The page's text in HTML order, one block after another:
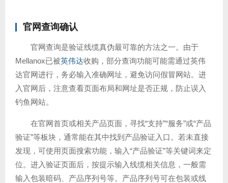
官网查询确认
官网查询是验证线缆真伪最可靠的方法之一。由于
Mellanox已被英伟达收购，部分查询功能可能需通过英伟
达官网进行，务必输入准确网址，避免访问假冒网站。进
入官网后，注意查看页面布局和网址是否正规，防止误入
钓鱼网站。
在官网首页或相关产品页面，寻找“支持”“服务”或“产品
验证”等板块，通常能在其中找到产品验证入口。若未直接
发现，可使用页面搜索功能，输入“产品验证”等关键词来定
位。进入验证页面后，按提示输入线缆相关信息，一般需
输入包装暗码、产品序列号等。产品序列号可在包装或线